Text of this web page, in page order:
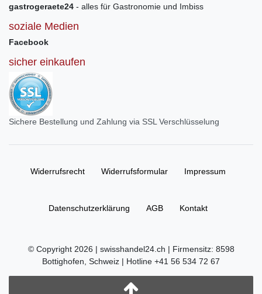
gastrogeraete24 - alles für Gastronomie und Imbiss
soziale Medien
Facebook
sicher einkaufen
Sichere Bestellung und Zahlung via SSL Verschlüsselung
Widerrufs­recht Widerrufs­formular Impressum
Daten­schutz­erklärung AGB Kontakt
© Copyright 2026 | swisshandel24.ch | Firmensitz: 8598
Bottighofen, Schweiz | Hotline +41 56 534 72 67